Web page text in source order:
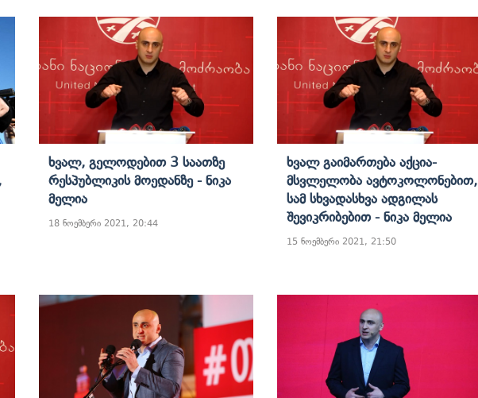
Ხვალ, Გელოდებით 3 Საათზე
Რესპუბლიკის Მოედანზე - Ნიკა
Მელია
18 ნოემბერი 2021, 20:44
Ხვალ Გაიმართება Აქცია-
Მსვლელობა Ავტოკოლონებით,
Სამ Სხვადასხვა Ადგილას
Შევიკრიბებით - Ნიკა Მელია
15 ნოემბერი 2021, 21:50